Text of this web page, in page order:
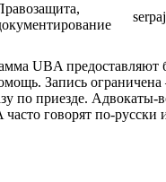
UBA предоставляют
Запись
по приезде. Адвокаты-
говорят по-русски